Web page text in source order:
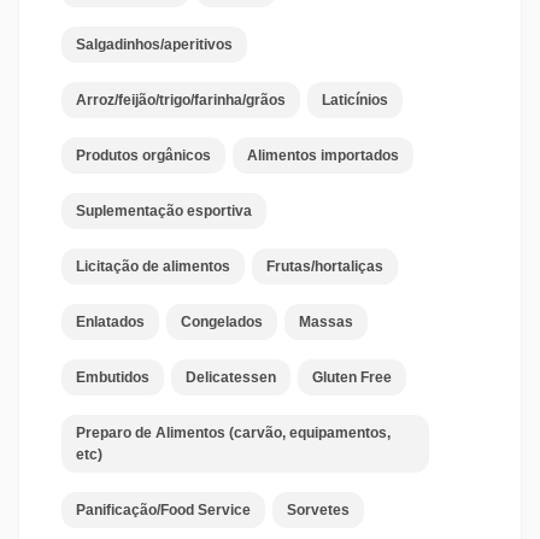
Salgadinhos/aperitivos
Arroz/feijão/trigo/farinha/grãos Laticínios
Produtos orgânicos Alimentos importados
Suplementação esportiva
Licitação de alimentos Frutas/hortaliças
Enlatados Congelados Massas
Embutidos Delicatessen Gluten Free
Preparo de Alimentos (carvão, equipamentos,
etc)
Panificação/Food Service Sorvetes